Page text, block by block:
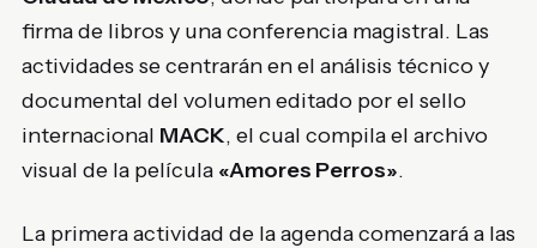
firma de libros y una conferencia magistral. Las
actividades se centrarán en el análisis técnico y
documental del volumen editado por el sello
internacional MACK, el cual compila el archivo
visual de la película «Amores Perros».
La primera actividad de la agenda comenzará a las